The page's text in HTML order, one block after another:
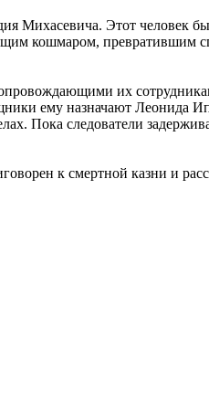
Михасевича. Этот человек
кошмаром, превратившим
их
ему назначают Леонида
Пока следователи
к смертной казни и